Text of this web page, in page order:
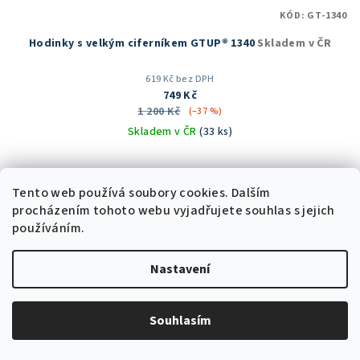
Tento web používá soubory cookies. Dalším
procházením tohoto webu vyjadřujete souhlas s jejich
používáním.
Nastavení
Souhlasím
Hodinky s velkým ciferníkem GTUP® 1340 Skladem v ČR
619 Kč bez DPH
749 Kč
1 200 Kč
(–37 %)
Skladem v ČR(33 ks)
Průměrné
hodnocení
produktu
je
5,0
5
hvězdiček.
Do košíku
KÓD: GT-1340
Akce